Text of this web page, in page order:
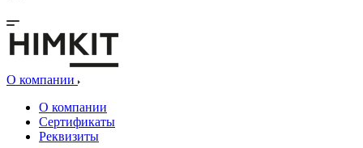
О компании
О компании
Сертификаты
Реквизиты